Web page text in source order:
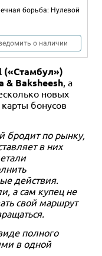
борьба: Нулевой
о наличии
120+ 14+
империй
₽
о наличии
60-180
виды:
океан
₽
(«Стамбул»)
& Baksheesh, а
новых
бонусов
бродит по рынку,
в них
действия.
а сам купец не
свой маршрут
полного
в одной